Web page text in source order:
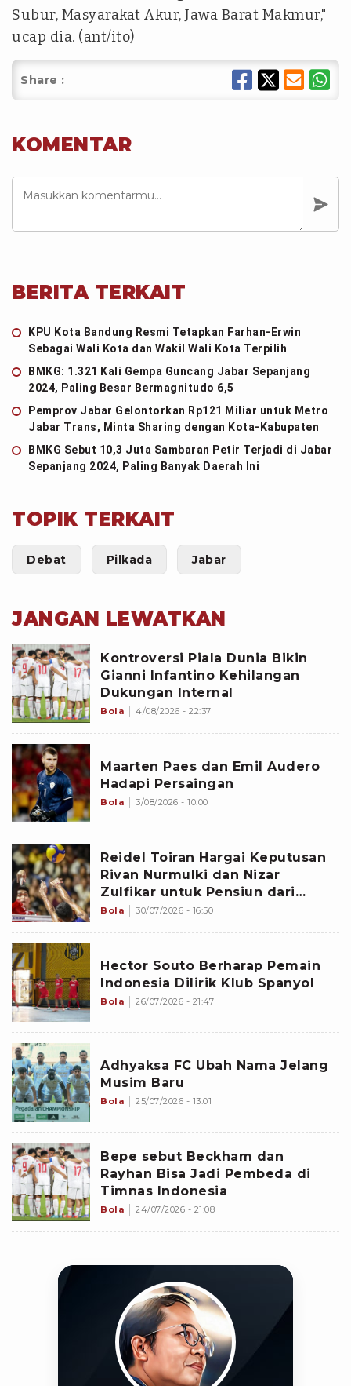
Subur, Masyarakat Akur, Jawa Barat Makmur,"
ucap dia. (ant/ito)
Share :
KOMENTAR
BERITA TERKAIT
KPU Kota Bandung Resmi Tetapkan Farhan-Erwin
Sebagai Wali Kota dan Wakil Wali Kota Terpilih
BMKG: 1.321 Kali Gempa Guncang Jabar Sepanjang
2024, Paling Besar Bermagnitudo 6,5
Pemprov Jabar Gelontorkan Rp121 Miliar untuk Metro
Jabar Trans, Minta Sharing dengan Kota-Kabupaten
BMKG Sebut 10,3 Juta Sambaran Petir Terjadi di Jabar
Sepanjang 2024, Paling Banyak Daerah Ini
TOPIK TERKAIT
Debat Pilkada Jabar
JANGAN LEWATKAN
Kontroversi Piala Dunia Bikin
Gianni Infantino Kehilangan
Dukungan Internal
Bola 4/08/2026 - 22:37
Maarten Paes dan Emil Audero
Hadapi Persaingan
Bola 3/08/2026 - 10:00
Reidel Toiran Hargai Keputusan
Rivan Nurmulki dan Nizar
Zulfikar untuk Pensiun dari
Timnas Voli Indonesia
Bola 30/07/2026 - 16:50
Hector Souto Berharap Pemain
Indonesia Dilirik Klub Spanyol
Bola 26/07/2026 - 21:47
Adhyaksa FC Ubah Nama Jelang
Musim Baru
Bola 25/07/2026 - 13:01
Bepe sebut Beckham dan
Rayhan Bisa Jadi Pembeda di
Timnas Indonesia
Bola 24/07/2026 - 21:08